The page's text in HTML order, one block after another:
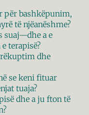
për bashkëpunim,
të njëanëshme?
suaj—dhe a e
terapisë?
dhe
se keni fituar
tuaja?
dhe a ju fton të